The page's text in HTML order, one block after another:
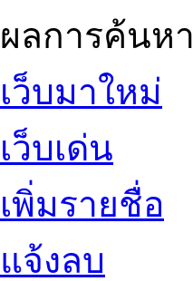
ผลการค้นหา
เว็บมาใหม่
เว็บเด่น
เพิ่มรายชื่อ
แจ้งลบ